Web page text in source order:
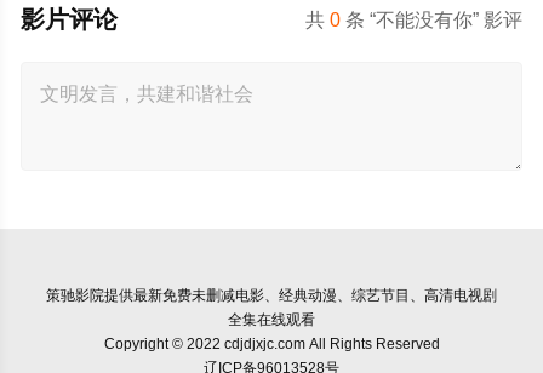
共0 条 “不能没有你” 影评
影片评论
策驰影院提供最新免费未删减电影、经典动漫、综艺节目、高清电视剧
全集在线观看
Copyright © 2022 cdjdjxjc.com All Rights Reserved
辽ICP备96013528号